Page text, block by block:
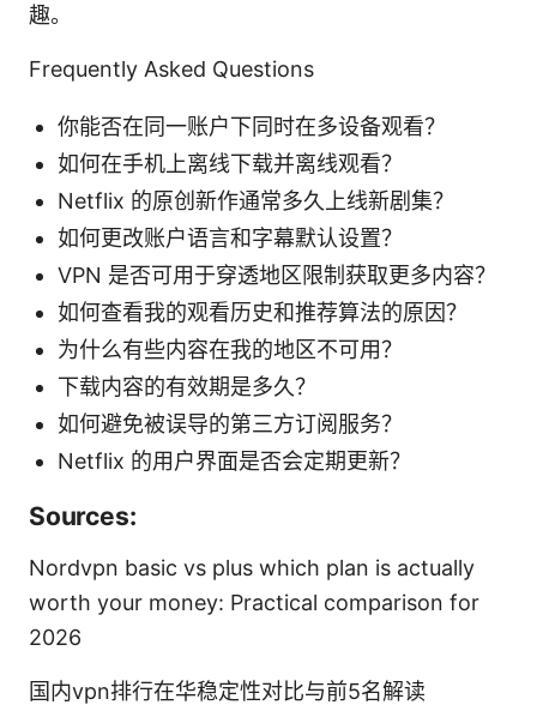
趣。
Frequently Asked Questions
你能否在同一账户下同时在多设备观看？
如何在手机上离线下载并离线观看？
Netflix 的原创新作通常多久上线新剧集？
如何更改账户语言和字幕默认设置？
VPN 是否可用于穿透地区限制获取更多内容？
如何查看我的观看历史和推荐算法的原因？
为什么有些内容在我的地区不可用？
下载内容的有效期是多久？
如何避免被误导的第三方订阅服务？
Netflix 的用户界面是否会定期更新？
Sources:
Nordvpn basic vs plus which plan is actually
worth your money: Practical comparison for
2026
国内vpn排行在华稳定性对比与前5名解读